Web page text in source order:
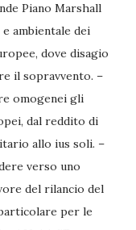
Piano Marshall
ambientale dei
dove disagio
il sopravvento. –
omogenei gli
dal reddito di
allo ius soli. –
verso uno
del rilancio del
per le